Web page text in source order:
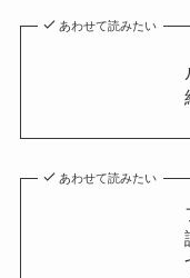
あわせて読みたい
あわせて読みたい